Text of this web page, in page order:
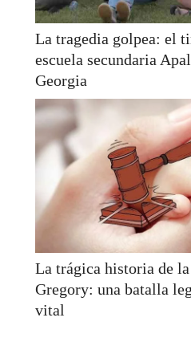
La tragedia golpea: el
escuela secundaria
Georgia
La trágica historia de
Gregory: una batalla
vital